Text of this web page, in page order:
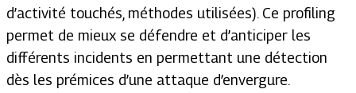
d’activité touchés, méthodes utilisées). Ce profiling
permet de mieux se défendre et d’anticiper les
différents incidents en permettant une détection
dès les prémices d’une attaque d’envergure.